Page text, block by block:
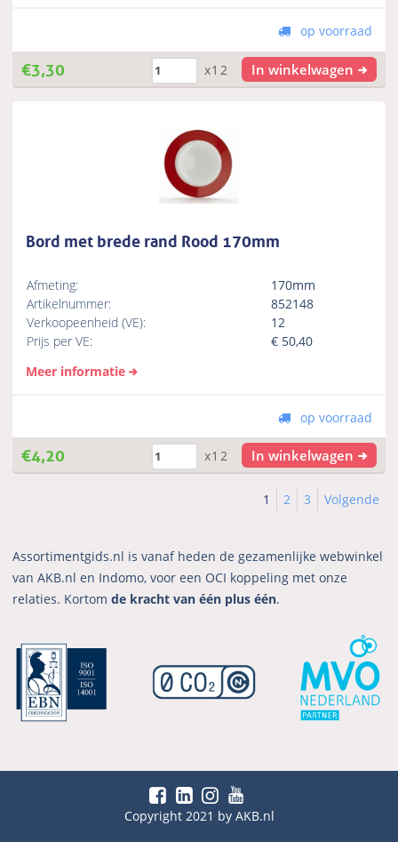
op voorraad
€3,30 x12 In winkelwagen
Bord met brede rand Rood 170mm
Afmeting:
170mm
Artikelnummer:
852148
Verkoopeenheid (VE):
12
Prijs per VE:
€ 50,40
Meer informatie
op voorraad
€4,20 x12 In winkelwagen
1 2 3 Volgende
Assortimentgids.nl is vanaf heden de gezamenlijke webwinkel
van AKB.nl en Indomo, voor een OCI koppeling met onze
relaties. Kortomde kracht van één plus één.
Copyright 2021 by AKB.nl